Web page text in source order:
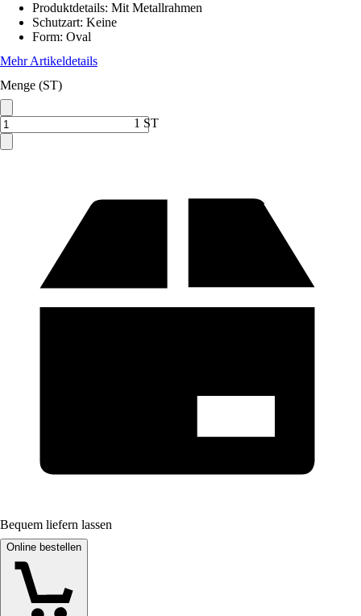
Produktdetails: Mit Metallrahmen
Schutzart: Keine
Form: Oval
Mehr Artikeldetails
Menge (ST)
1 ST
Bequem liefern lassen
Online bestellen